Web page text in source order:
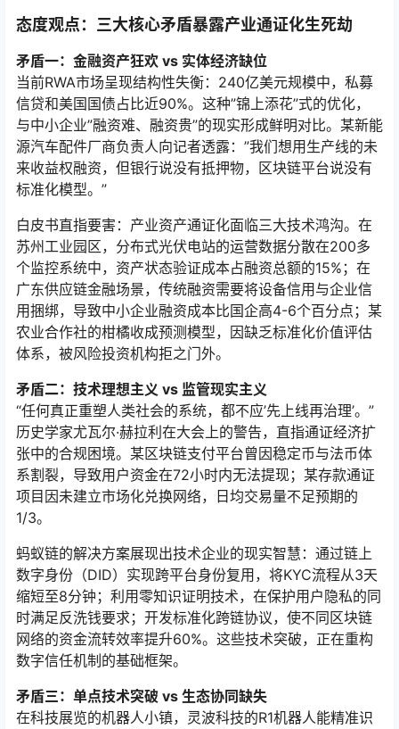
态度观点：三大核心矛盾暴露产业通证化生死劫
矛盾一：金融资产狂欢 vs 实体经济缺位
当前RWA市场呈现结构性失衡：240亿美元规模中，私募
信贷和美国国债占比近90%。这种”锦上添花”式的优化，
与中小企业”融资难、融资贵”的现实形成鲜明对比。某新能
源汽车配件厂商负责人向记者透露：”我们想用生产线的未
来收益权融资，但银行说没有抵押物，区块链平台说没有
标准化模型。”
白皮书直指要害：产业资产通证化面临三大技术鸿沟。在
苏州工业园区，分布式光伏电站的运营数据分散在200多
个监控系统中，资产状态验证成本占融资总额的15%；在
广东供应链金融场景，传统融资需要将设备信用与企业信
用捆绑，导致中小企业融资成本比国企高4-6个百分点；某
农业合作社的柑橘收成预测模型，因缺乏标准化价值评估
体系，被风险投资机构拒之门外。
矛盾二：技术理想主义 vs 监管现实主义
“任何真正重塑人类社会的系统，都不应’先上线再治理’。”
历史学家尤瓦尔·赫拉利在大会上的警告，直指通证经济扩
张中的合规困境。某区块链支付平台曾因稳定币与法币体
系割裂，导致用户资金在72小时内无法提现；某存款通证
项目因未建立市场化兑换网络，日均交易量不足预期的
1/3。
蚂蚁链的解决方案展现出技术企业的现实智慧：通过链上
数字身份（DID）实现跨平台身份复用，将KYC流程从3天
缩短至8分钟；利用零知识证明技术，在保护用户隐私的同
时满足反洗钱要求；开发标准化跨链协议，使不同区块链
网络的资金流转效率提升60%。这些技术突破，正在重构
数字信任机制的基础框架。
矛盾三：单点技术突破 vs 生态协同缺失
在科技展览的机器人小镇，灵波科技的R1机器人能精准识